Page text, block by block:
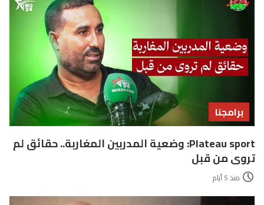
برامجنا
Plateau sport: وضعية المدربين المغاربة.. حقائق لم
تروى من قبل
منذ 5 أيام